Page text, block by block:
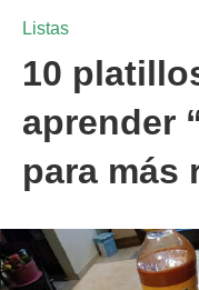
Listas
10
aprender
para más